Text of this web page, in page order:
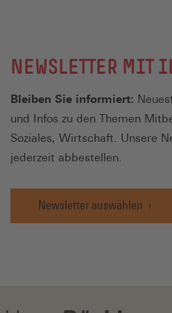
NEWSLETTER MIT
Bleiben Sie informiert:
und Infos zu den Themen
Soziales, Wirtschaft. Unsere
jederzeit abbestellen.
Newsletter auswählen